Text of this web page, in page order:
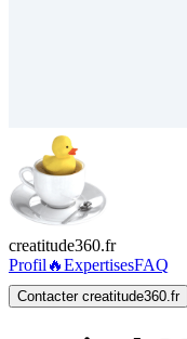
creatitude360.fr
Profil 🔥ExpertisesFAQ
Contacter creatitude360.fr